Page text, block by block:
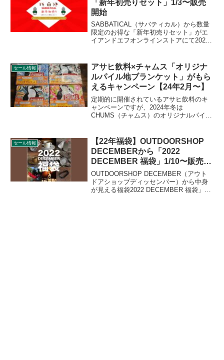
ックが50%となっています。詳細をレビ
ューします。
「新年初売りセット」1/3〜販売
開始
SABBATICAL（サバティカル）から数量
限定のお得な「新年初売りセット」がエ
イアンドエフオンラインストアにて2024
HelinoxのチェアやYETIのクーラーがセッ
トで販売されます。詳細をレビューしま
す。
セール情報
アサヒ飲料×チャムス「オリジナ
ルパイル地ブランケット」がもら
えるキャンペーン【24年2月〜】
定期的に開催されているアサヒ飲料のキ
ャンペーンですが、2024年冬は
CHUMS（チャムス）のオリジナルパイル
料の対象商品購入でもらえるキャンペー
ンです。詳細をレビューします。
セール情報
【22年福袋】OUTDOORSHOP
DECEMBERから「2022
DECEMBER 福袋」1/10〜販売開
始
OUTDOORSHOP DECEMBER（アウト
ドアショップディッセンバー）から中身
が見える福袋2022 DECEMBER 福袋」が